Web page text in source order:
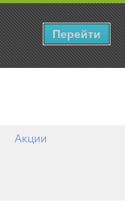
Акции
0
Перейти